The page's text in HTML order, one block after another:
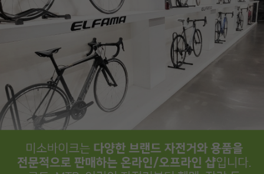
페이코 ID로